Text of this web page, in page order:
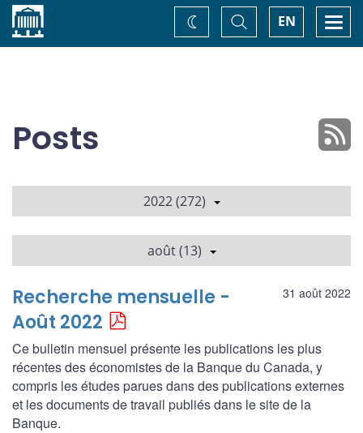
Accueil EN
Basculer
la
recherche
Changez
de
Posts
2022 (272)
août (13)
31 août 2022
Recherche mensuelle -
Août 2022
Ce bulletin mensuel présente les publications les plus
récentes des économistes de la Banque du Canada, y
compris les études parues dans des publications externes
et les documents de travail publiés dans le site de la
Banque.